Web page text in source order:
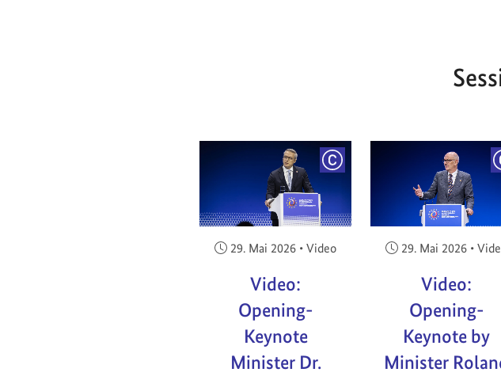
COPYRIGHT
Veröffentlicht am:
29. Mai 2026 • Video
Video:
Opening-
Keynote
Minister Dr.
Veröffentlicht am:
29. Mai 2026 •
Video:
Opening-
Keynote by
Minister